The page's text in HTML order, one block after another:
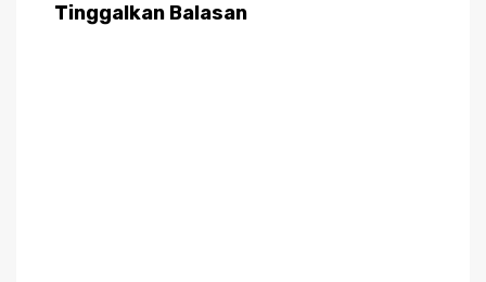
Tinggalkan Balasan